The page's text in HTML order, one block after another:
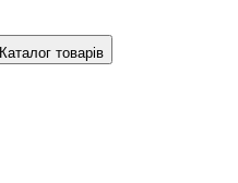
Каталог товарів